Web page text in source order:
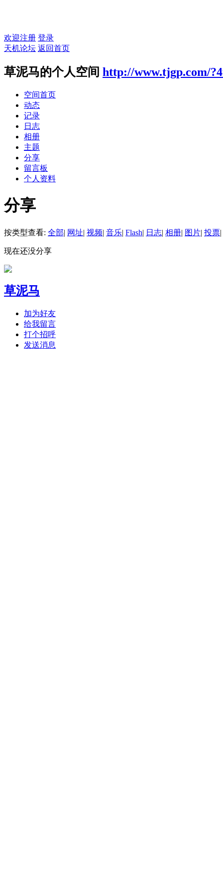
欢迎注册 登录
天机论坛 返回首页
草泥马的个人空间 http://www.tjgp.com/
空间首页
动态
记录
日志
相册
主题
分享
留言板
个人资料
分享
按类型查看: 全部| 网址| 视频| 音乐| Flash| 日志| 相册| 图片| 投票|
现在还没分享
草泥马
加为好友
给我留言
打个招呼
发送消息